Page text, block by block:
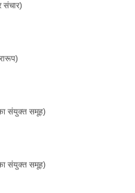
संचार)
का संयुक्त समूह)
का संयुक्त समूह)